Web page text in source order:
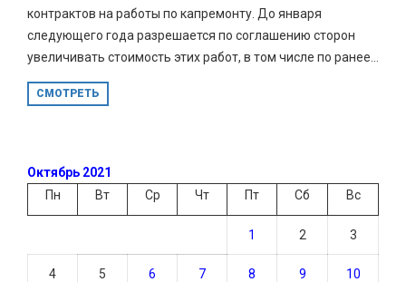
контрактов на работы по капремонту. До января
следующего года разрешается по соглашению сторон
увеличивать стоимость этих работ, в том числе по ранее...
СМОТРЕТЬ
Октябрь 2021
Пн
Вт Ср Чт Пт Сб Вс
1 2 3
4 5 6 7 8 9 10